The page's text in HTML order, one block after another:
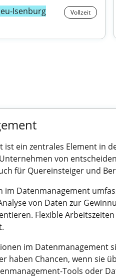
Isenburg Vollzeit
ist ein zentrales Element in
von
für Quereinsteiger und
im Datenmanagement
von Daten zur
Flexible
im Datenmanagement
haben Chancen, wenn sie
Tools oder